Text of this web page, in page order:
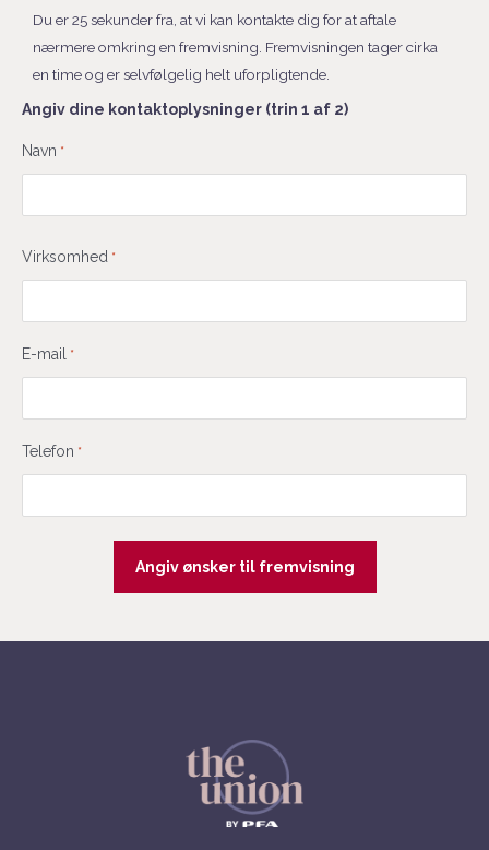
Du er 25 sekunder fra, at vi kan kontakte dig for at aftale
nærmere omkring en fremvisning. Fremvisningen tager cirka
en time og er selvfølgelig helt uforpligtende.
Angiv dine kontaktoplysninger (trin 1 af 2)
Navn *
Fornavn
Virksomhed *
E-mail *
Telefon *